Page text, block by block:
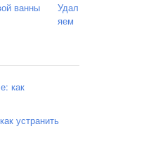
Удал
яем
устранить